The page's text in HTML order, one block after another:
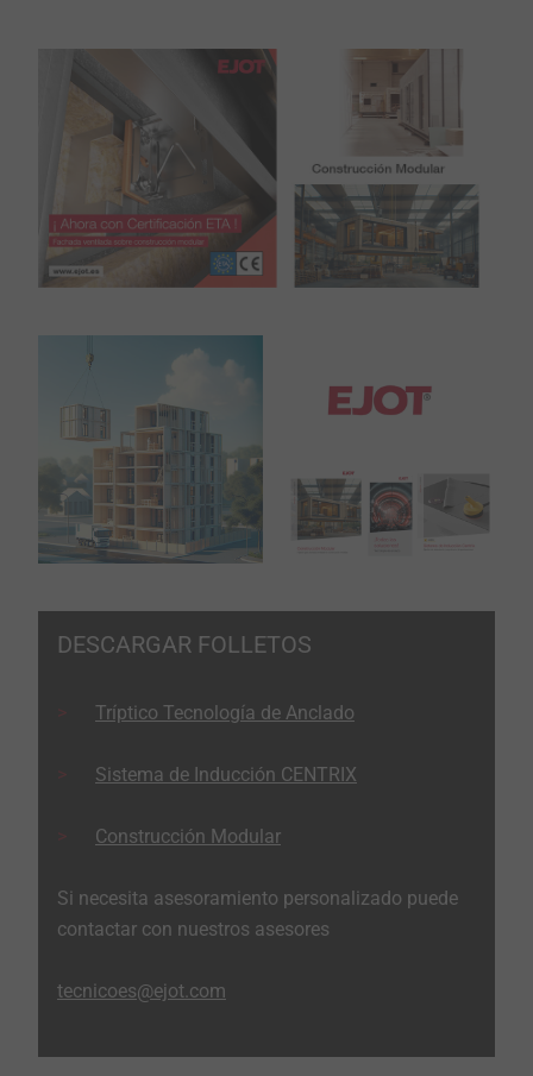
DESCARGAR FOLLETOS
Tríptico Tecnología de Anclado
Sistema de Inducción CENTRIX
Construcción Modular
Si necesita asesoramiento personalizado puede
contactar con nuestros asesores
tecnicoes@ejot.com